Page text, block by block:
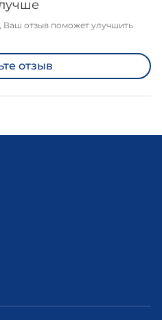
Ваш отзыв поможет улучшить
отзыв